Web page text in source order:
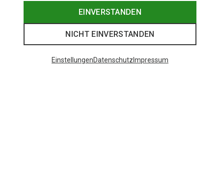
EINVERSTANDEN
NICHT EINVERSTANDEN
EinstellungenDatenschutz Impressum